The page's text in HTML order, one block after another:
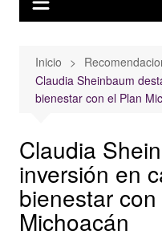
Inicio
Claudia Sheinbaum
bienestar con el Plan
Claudia
inversión en
bienestar
Michoacán